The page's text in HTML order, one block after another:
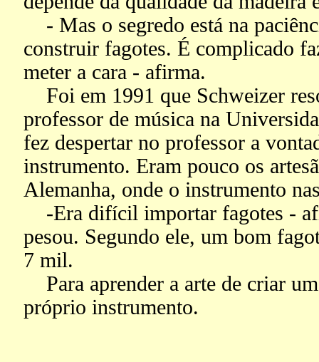
- Mas o segredo está na
construir fagotes. É complicado
meter a cara - afirma.
Foi em 1991 que Schweizer
professor de música na
fez despertar no professor a
instrumento. Eram pouco os
Alemanha, onde o instrumento
-Era difícil importar fagotes -
pesou. Segundo ele, um bom
7 mil.
Para aprender a arte de criar
próprio instrumento.